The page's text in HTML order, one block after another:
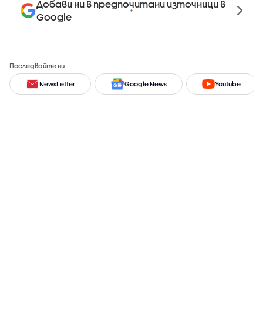
Добави ни в предпочитани източници в
Google
Последвайте ни
NewsLetter Google News Youtube